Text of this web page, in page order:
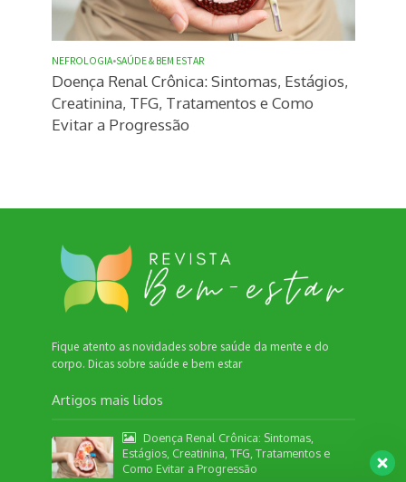
NEFROLOGIA•SAÚDE & BEM ESTAR
Doença Renal Crônica: Sintomas, Estágios,
Creatinina, TFG, Tratamentos e Como
Evitar a Progressão
Fique atento as novidades sobre saúde da mente e do
corpo. Dicas sobre saúde e bem estar
Artigos mais lidos
Doença Renal Crônica: Sintomas,
Estágios, Creatinina, TFG, Tratamentos e
Como Evitar a Progressão